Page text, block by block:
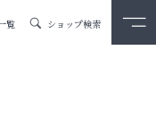
覧 ショップ検索